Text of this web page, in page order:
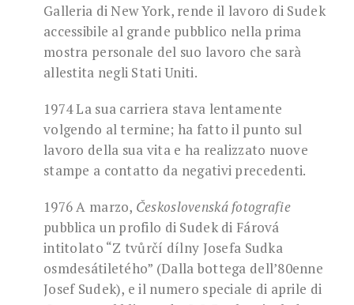
Galleria di New York, rende il lavoro di Sudek
accessibile al grande pubblico nella prima
mostra personale del suo lavoro che sarà
allestita negli Stati Uniti.
1974 La sua carriera stava lentamente
volgendo al termine; ha fatto il punto sul
lavoro della sua vita e ha realizzato nuove
stampe a contatto da negativi precedenti.
1976 A marzo, Československá fotografie
pubblica un profilo di Sudek di Fárová
intitolato “Z tvůrčí dílny Josefa Sudka
osmdesátiletého” (Dalla bottega dell’80enne
Josef Sudek), e il numero speciale di aprile di